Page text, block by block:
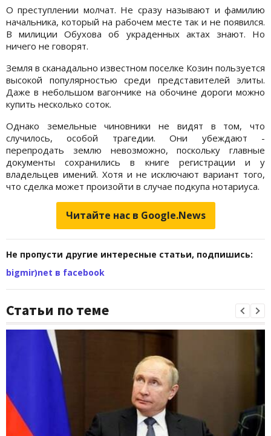
О преступлении молчат. Не сразу называют и фамилию
начальника, который на рабочем месте так и не появился.
В милиции Обухова об украденных актах знают. Но
ничего не говорят.
Земля в сканадально известном поселке Козин пользуется
высокой популярностью среди представителей элиты.
Даже в небольшом вагончике на обочине дороги можно
купить несколько соток.
Однако земельные чиновники не видят в том, что
случилось, особой трагедии. Они убеждают -
перепродать землю невозможно, поскольку главные
документы сохранились в книге регистрации и у
владельцев имений. Хотя и не исключают вариант того,
что сделка может произойти в случае подкупа нотариуса.
Читайте нас в Google.News
Не пропусти другие интересные статьи, подпишись:
bigmir)net в facebook
Статьи по теме